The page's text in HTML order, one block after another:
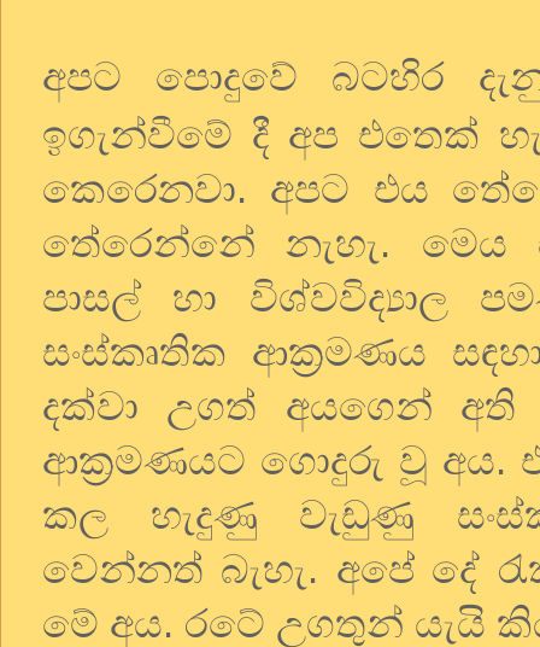
අපට පොදුවේ බටහිර
ඉගැන්වීමේ දී අප එතෙක්
කෙරෙනවා. අපට එය
තේරෙන්නේ නැහැ. මෙය
පාසල් හා විශ්වවිද්‍යාල
සංස්කෘතික ආක්‍රමණය
දක්වා උගත් අයගෙන් අති
ආක්‍රමණයට ගොදුරු වූ අය.
කල හැදුණු වැඩුණු
වෙන්නත් බැහැ. අපේ දේ
මේ අය. රටේ උගතුන් යැයි